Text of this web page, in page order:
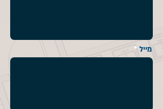
מייל